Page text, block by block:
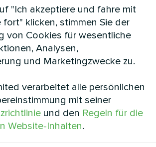
auf eine zusätzliche
oder Gaskessel), wenn die
unter einen eingestellten Wert
und der COP der Wärmepumpe
Das System vergleicht die
der Wärmepumpe mit der
wählt automatisch die optimale
Das ist besonders relevant bei
wo der COP bei
1,4–1,6 fallen kann.
"Ich akzeptiere und fahre mit
fort" klicken, stimmen Sie der
von Cookies für wesentliche
Analysen,
und Marketingzwecke zu.
verarbeitet alle persönlichen
mit seiner
und den Regeln für die
Website-Inhalten.